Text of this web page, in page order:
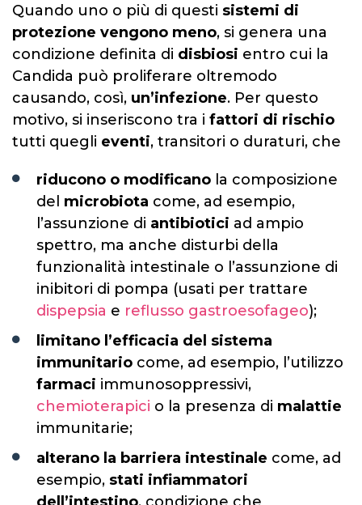
Quando uno o più di questi sistemi di
protezione vengono meno, si genera una
condizione definita di disbiosi entro cui la
Candida può proliferare oltremodo
causando, così, un’infezione. Per questo
motivo, si inseriscono tra i fattori di rischio
tutti quegli eventi, transitori o duraturi, che
riducono o modificano la composizione
del microbiota come, ad esempio,
l’assunzione di antibiotici ad ampio
spettro, ma anche disturbi della
funzionalità intestinale o l’assunzione di
inibitori di pompa (usati per trattare
dispepsia e reflusso gastroesofageo);
limitano l’efficacia del sistema
immunitario come, ad esempio, l’utilizzo
farmaci immunosoppressivi,
chemioterapici o la presenza di malattie
immunitarie;
alterano la barriera intestinale come, ad
esempio, stati infiammatori